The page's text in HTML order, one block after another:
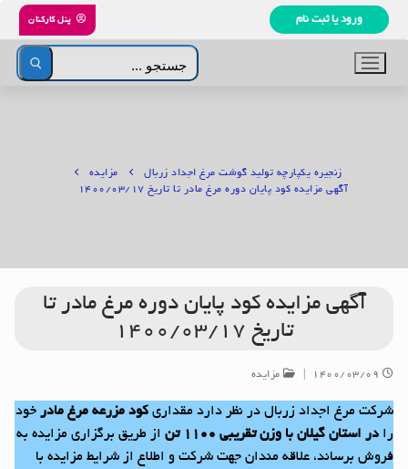
پرش
محتوا
ورود یا ثبت نام پنل کارکنان
جستجو
برای:
زنجیره یکپارچه تولید گوشت مرغ اجداد زربال
مزایده
آگهی مزایده کود پایان دوره مرغ مادر تا تاریخ ۱۴۰۰/۰۳/۱۷
آگهی مزایده کود پایان دوره مرغ مادر تا
تاریخ ۱۴۰۰/۰۳/۱۷
۱۴۰۰/۰۳/۰۹ مزایده
شرکت مرغ اجداد زربال در نظر دارد مقداری کود مزرعه مرغ مادر خود
را در استان گیلان با وزن تقریبی ۱۱۰۰ تن
از طریق برگزاری مزایده به
فروش برساند، علاقه مندان جهت شرکت و اطلاع از شرایط مزایده با